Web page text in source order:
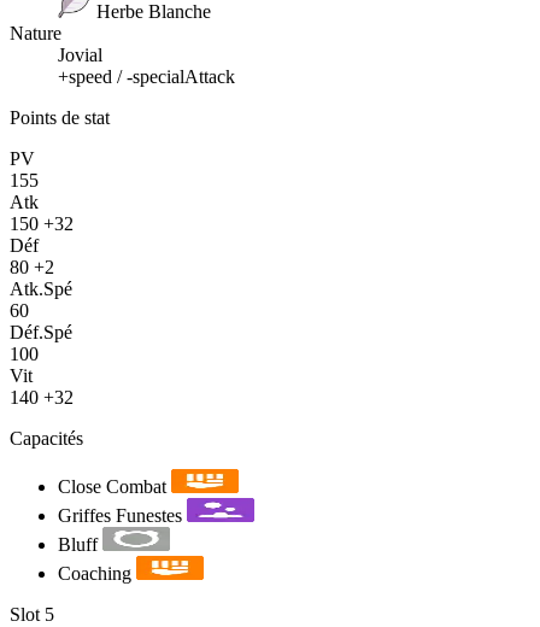
Herbe Blanche
Nature
Jovial
+speed / -specialAttack
Points de stat
PV
155
Atk
150 +32
Déf
80 +2
Atk.Spé
60
Déf.Spé
100
Vit
140 +32
Capacités
Close Combat
Griffes Funestes
Bluff
Coaching
Slot 5